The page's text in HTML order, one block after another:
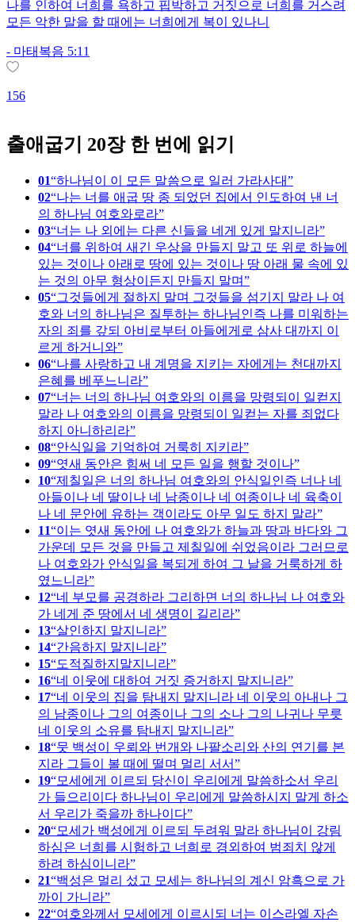
나를 인하여 너희를 욕하고 핍박하고 거짓으로 너희를 거스려
모든 악한 말을 할 때에는 너희에게 복이 있나니
- 마태복음 5:11
156
출애굽기 20장 한 번에 읽기
01 하나님이 이 모든 말씀으로 일러 가라사대
02 나는 너를 애굽 땅 종 되었던 집에서 인도하여 낸 너
의 하나님 여호와로라
03 너는 나 외에는 다른 신들을 네게 있게 말지니라
04 너를 위하여 새긴 우상을 만들지 말고 또 위로 하늘에
있는 것이나 아래로 땅에 있는 것이나 땅 아래 물 속에 있
는 것의 아무 형상이든지 만들지 말며
05 그것들에게 절하지 말며 그것들을 섬기지 말라 나 여
호와 너의 하나님은 질투하는 하나님인즉 나를 미워하는
자의 죄를 갚되 아비로부터 아들에게로 삼사 대까지 이
르게 하거니와
06 나를 사랑하고 내 계명을 지키는 자에게는 천대까지
은혜를 베푸느니라
07 너는 너의 하나님 여호와의 이름을 망령되이 일컫지
말라 나 여호와의 이름을 망령되이 일컫는 자를 죄없다
하지 아니하리라
08 안식일을 기억하여 거룩히 지키라
09 엿새 동안은 힘써 네 모든 일을 행할 것이나
10 제칠일은 너의 하나님 여호와의 안식일인즉 너나 네
아들이나 네 딸이나 네 남종이나 네 여종이나 네 육축이
나 네 문안에 유하는 객이라도 아무 일도 하지 말라
11 이는 엿새 동안에 나 여호와가 하늘과 땅과 바다와 그
가운데 모든 것을 만들고 제칠일에 쉬었음이라 그러므로
나 여호와가 안식일을 복되게 하여 그 날을 거룩하게 하
였느니라
12 네 부모를 공경하라 그리하면 너의 하나님 나 여호와
가 네게 준 땅에서 네 생명이 길리라
13 살인하지 말지니라
14 간음하지 말지니라
15 도적질하지말지니라
16 네 이웃에 대하여 거짓 증거하지 말지니라
17 네 이웃의 집을 탐내지 말지니라 네 이웃의 아내나 그
의 남종이나 그의 여종이나 그의 소나 그의 나귀나 무릇
네 이웃의 소유를 탐내지 말지니라
18 뭇 백성이 우뢰와 번개와 나팔소리와 산의 연기를 본
지라 그들이 볼 때에 떨며 멀리 서서
19 모세에게 이르되 당신이 우리에게 말씀하소서 우리
가 들으리이다 하나님이 우리에게 말씀하시지 말게 하소
서 우리가 죽을까 하나이다
20 모세가 백성에게 이르되 두려워 말라 하나님이 강림
하심은 너희를 시험하고 너희로 경외하여 범죄치 않게
하려 하심이니라
21 백성은 멀리 섰고 모세는 하나님의 계신 암흑으로 가
까이 가니라
22 여호와께서 모세에게 이르시되 너는 이스라엘 자손